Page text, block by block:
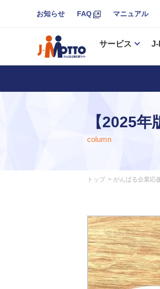
お知らせ FAQ マニュアル
サービス J-
【2025
column
トップ がんばる企業応